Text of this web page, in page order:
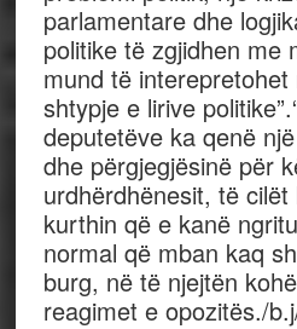
parlamentare dhe
politike të zgjidhen me
mund të
shtypje e lirive
deputetëve ka qenë
dhe përgjegjësinë për
urdhërdhënesit, të
kurthin që e kanë
normal që mban kaq
burg, në të njejtën
reagimet e opozitës./